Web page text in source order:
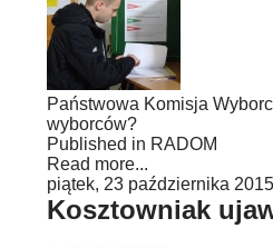
Państwowa Komisja
wyborców?
Published in RADOM
Read more...
piątek, 23 października
Kosztowniak